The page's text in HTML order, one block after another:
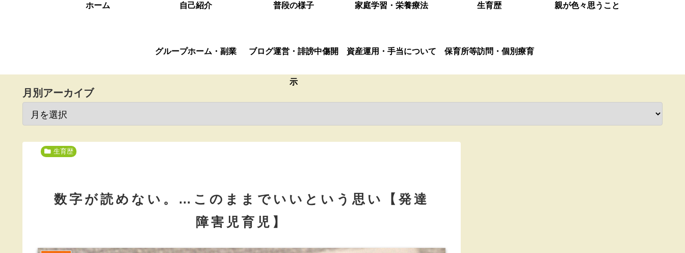
ホーム 自己紹介 普段の様子 家庭学習・栄養療法 生育歴 親が色々思うこと
グループホーム・副業 ブログ運営・誹謗中傷開
示
資産運用・手当について 保育所等訪問・個別療育
月別アーカイブ
生育歴
数字が読めない。…このままでいいという思い【発達
障害児育児】